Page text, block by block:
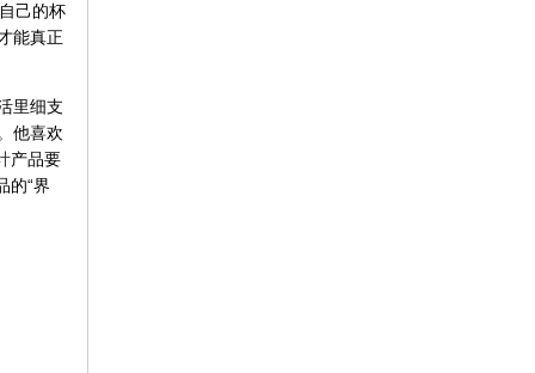
己的杯
能真正
里细支
他喜欢
产品要
的“界